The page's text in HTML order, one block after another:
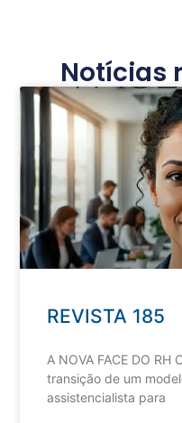
Notícias
REVISTA 185
A NOVA FACE DO
transição de um
assistencialista para